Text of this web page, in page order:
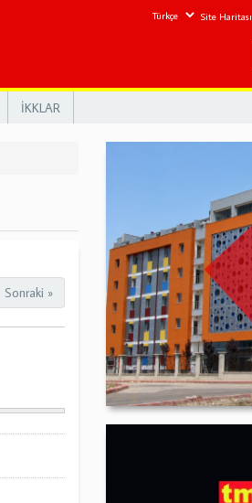
Site Haritası
İKKLAR
Sonraki »